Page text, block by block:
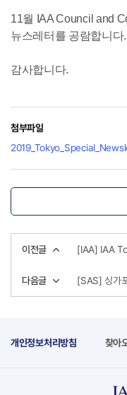
11월 IAA Council and
뉴스레터를 공람합니다.
감사합니다.
첨부파일
이전글 [IAA] IAA
다음글 [SAS] 싱가
개인정보처리방침 찾아